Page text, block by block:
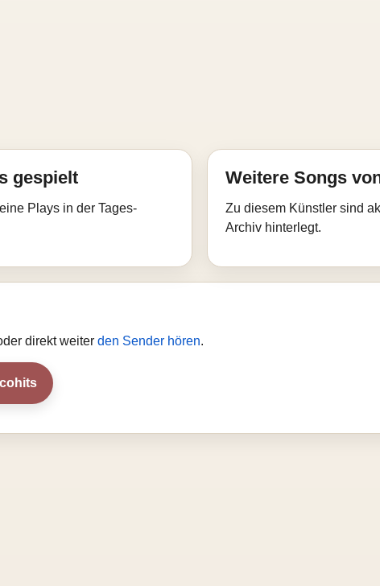
gespielt
Plays in der Tages-
Weitere Songs
Zu diesem Künstler sind
Archiv hinterlegt.
direkt weiter den Sender hören.